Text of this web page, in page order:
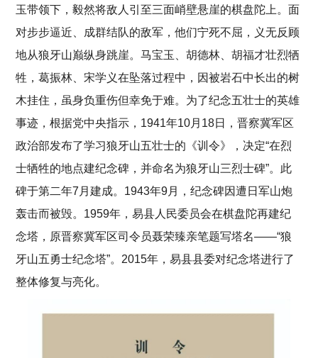
玉带领下，毅然将敌人引至三面峭壁悬崖的棋盘陀上。面
对步步逼近、成群结队的敌军，他们宁死不屈，义无反顾
地从狼牙山巅纵身跳崖。马宝玉、胡德林、胡福才壮烈牺
牲，葛振林、宋学义在坠落过程中，因被岩石中长出的树
木挂住，虽身负重伤但幸免于难。为了纪念五壮士的英雄
事迹，根据党中央指示，1941年10月18日，晋察冀军区
政治部发布了学习狼牙山五壮士的《训令》，决定“在烈
士牺牲的地点建纪念碑，并命名为狼牙山三烈士碑”。此
碑于第二年7月建成。1943年9月，纪念碑因遭日军山炮
轰击而被毁。1959年，易县人民委员会在棋盘陀再建纪
念塔，原晋察冀军区司令员聂荣臻亲笔题写塔名——“狼
牙山五勇士纪念塔”。2015年，易县县委对纪念塔进行了
整体修复与亮化。